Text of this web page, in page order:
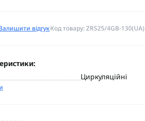
відгукКод товару: ZRS25/4GB-130(UA)
Циркуляційні